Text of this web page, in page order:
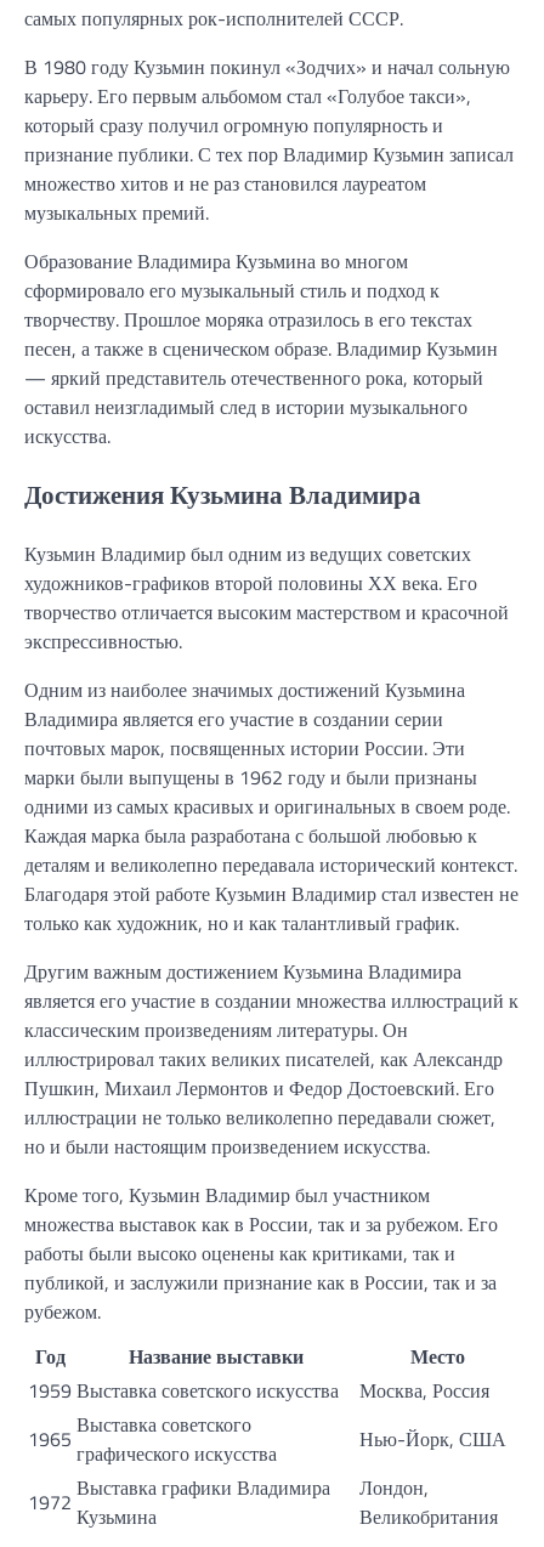
самых популярных рок-исполнителей СССР.
В 1980 году Кузьмин покинул «Зодчих» и начал сольную
карьеру. Его первым альбомом стал «Голубое такси»,
который сразу получил огромную популярность и
признание публики. С тех пор Владимир Кузьмин записал
множество хитов и не раз становился лауреатом
музыкальных премий.
Образование Владимира Кузьмина во многом
сформировало его музыкальный стиль и подход к
творчеству. Прошлое моряка отразилось в его текстах
песен, а также в сценическом образе. Владимир Кузьмин
— яркий представитель отечественного рока, который
оставил неизгладимый след в истории музыкального
искусства.
Достижения Кузьмина Владимира
Кузьмин Владимир был одним из ведущих советских
художников-графиков второй половины ХХ века. Его
творчество отличается высоким мастерством и красочной
экспрессивностью.
Одним из наиболее значимых достижений Кузьмина
Владимира является его участие в создании серии
почтовых марок, посвященных истории России. Эти
марки были выпущены в 1962 году и были признаны
одними из самых красивых и оригинальных в своем роде.
Каждая марка была разработана с большой любовью к
деталям и великолепно передавала исторический контекст.
Благодаря этой работе Кузьмин Владимир стал известен не
только как художник, но и как талантливый график.
Другим важным достижением Кузьмина Владимира
является его участие в создании множества иллюстраций к
классическим произведениям литературы. Он
иллюстрировал таких великих писателей, как Александр
Пушкин, Михаил Лермонтов и Федор Достоевский. Его
иллюстрации не только великолепно передавали сюжет,
но и были настоящим произведением искусства.
Кроме того, Кузьмин Владимир был участником
множества выставок как в России, так и за рубежом. Его
работы были высоко оценены как критиками, так и
публикой, и заслужили признание как в России, так и за
рубежом.
Год
Название выставки
Место
1959 Выставка советского искусства
Москва, Россия
1965 Выставка советского
графического искусства
Нью-Йорк, США
1972 Выставка графики Владимира
Кузьмина
Лондон,
Великобритания